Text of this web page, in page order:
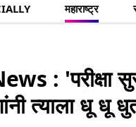
महाराष्ट्र
: 'परीक्षा
त्याला धू धू